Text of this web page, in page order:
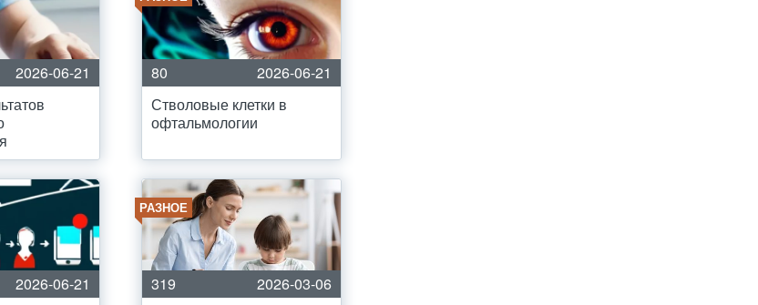
2026-06-21
80
2026-06-21
Стволовые клетки в
офтальмологии
2026-06-21
РАЗНОЕ
319 2026-03-06